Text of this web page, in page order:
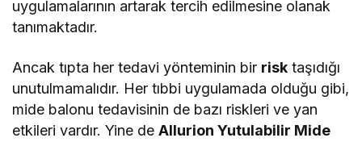
uygulamalarının artarak tercih edilmesine olanak
tanımaktadır.
Ancak tıpta her tedavi yönteminin bir risk taşıdığı
unutulmamalıdır. Her tıbbi uygulamada olduğu gibi,
mide balonu tedavisinin de bazı riskleri ve yan
etkileri vardır. Yine deAllurion Yutulabilir Mide